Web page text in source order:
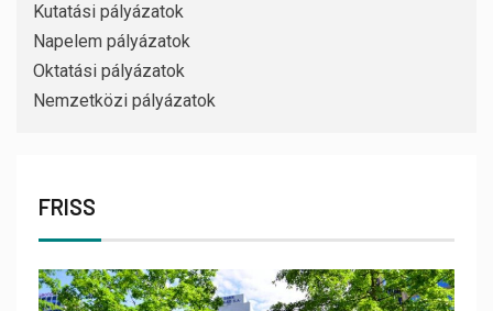
Kutatási pályázatok
Napelem pályázatok
Oktatási pályázatok
Nemzetközi pályázatok
FRISS